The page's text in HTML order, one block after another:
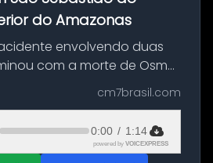
do Amazonas
envolvendo duas
com a morte de Osmar
de 38 anos, no município
do Uatumã, no interior do
ocorreu n...
cm7brasil.com
0:00 / 1:14
powered by VOICEXPRESS